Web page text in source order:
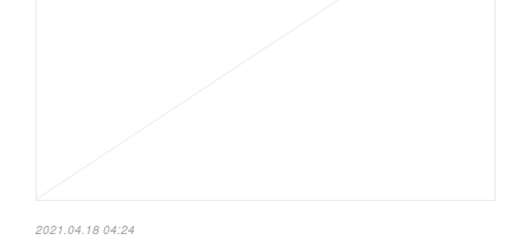
2021.04.18 04:24